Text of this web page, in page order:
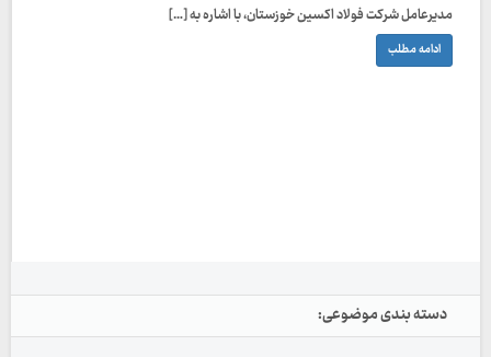
مدیرعامل شرکت فولاد اکسین خوزستان، با اشاره به […]
ادامه مطلب
دسته بندی موضوعی: